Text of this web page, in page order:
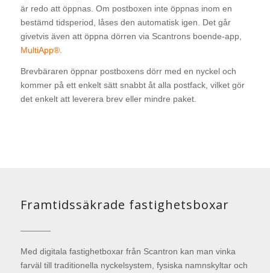
är redo att öppnas. Om postboxen inte öppnas inom en
bestämd tidsperiod, låses den automatisk igen. Det går
givetvis även att öppna dörren via Scantrons boende-app,
MultiApp®.
Brevbäraren öppnar postboxens dörr med en nyckel och
kommer på ett enkelt sätt snabbt åt alla postfack, vilket gör
det enkelt att leverera brev eller mindre paket.
Framtidssäkrade fastighetsboxar
Med digitala fastighetboxar från Scantron kan man vinka
farväl till traditionella nyckelsystem, fysiska namnskyltar och